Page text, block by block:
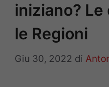
iniziano?
le Regioni
Giu 30, 2022 di